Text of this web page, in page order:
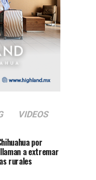
VIDEOS
por
a extremar
rurales